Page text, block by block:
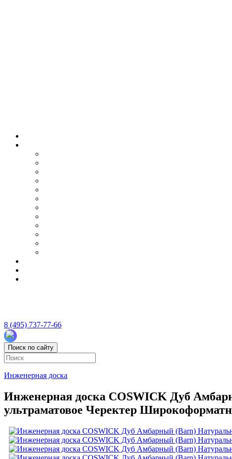
8 (495) 737-77-66
Поиск по сайту
Инженерная доска
Инженерная доска COSWICK Дуб
ультраматовое Черектер